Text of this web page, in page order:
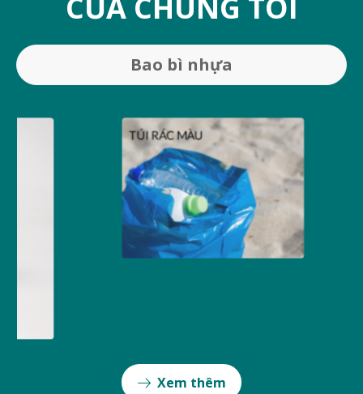
Bao bì nhựa
Xem thêm